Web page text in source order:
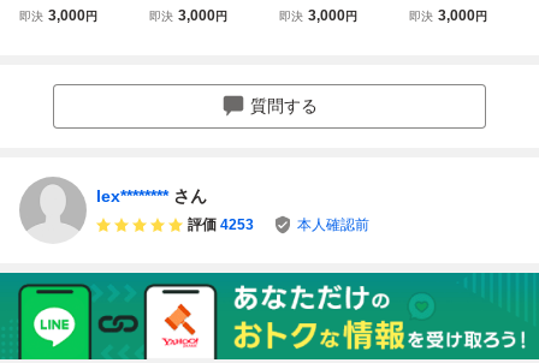
用 拡張スロット
即決 3,000円
用 拡張スロット
即決 3,000円
用 拡張スロット
即決 3,000円
用 拡張スロット
即決 3,000円
質問する
lex******** さん
評価 4253 本人確認前